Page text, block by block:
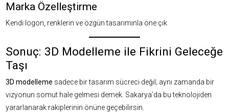
Marka Özelleştirme
Kendi logon, renklerin ve özgün tasarımınla öne çık
Sonuç: 3D Modelleme ile Fikrini Geleceğe
Taşı
3D modelleme sadece bir tasarım sücreci değil; aynı zamanda bir
vizyonun somut hale gelmesi demek. Sakarya’da bu teknolojiden
yararlanarak rakiplerinin önüne geçebilirsin.